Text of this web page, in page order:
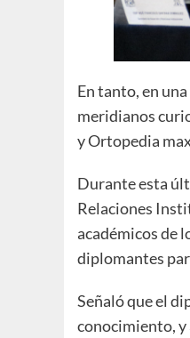
En tanto, en
meridianos
y Ortopedia
Durante esta
Relaciones
académicos de
diplomantes
Señaló que el
conocimiento, y